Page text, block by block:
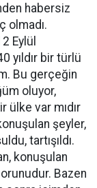
habersiz
olmadı.
Eylül
yıldır bir türlü
Bu gerçeğin
oluyor,
ülke var mıdır
şeyler,
tartışıldı.
konuşulan
Bazen